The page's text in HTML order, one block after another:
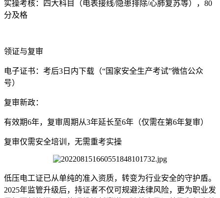
实操考核：四大科目（电表接线/隐患排除/心肺复苏等），80
分及格
领证与复审
电子证书：考后3日内下载（“国家安全生产考试”微信公众
号）
复审新政：
有效期6年，复审周期从3年延长至6年（仅需在第6年复审）
复审仅需安全培训，无需重考实操
低压电工证已从单纯的准入资质，转变为行业安全的守护盾。
2025年监管升级后，持证者不仅可规避法律风险，更为职业发